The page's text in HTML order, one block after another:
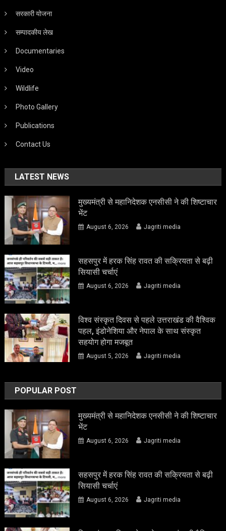
सरकारी योजना
सम्पादकीय लेख
Documentaries
Video
Wildlife
Photo Gallery
Publications
Contact Us
LATEST NEWS
मुख्यमंत्री से महानिदेशक एनसीसी ने की शिष्टाचार
भेंट
August 6, 2026 Jagriti media
सहसपुर में हरक सिंह रावत की सक्रियता से बढ़ी
सियासी चर्चाएं
August 6, 2026 Jagriti media
विश्व संस्कृत दिवस से पहले उत्तराखंड की वैश्विक
पहल, इंडोनेशिया और नेपाल के साथ संस्कृत
सहयोग होगा मजबूत
August 5, 2026 Jagriti media
POPULAR POST
मुख्यमंत्री से महानिदेशक एनसीसी ने की शिष्टाचार
भेंट
August 6, 2026 Jagriti media
सहसपुर में हरक सिंह रावत की सक्रियता से बढ़ी
सियासी चर्चाएं
August 6, 2026 Jagriti media